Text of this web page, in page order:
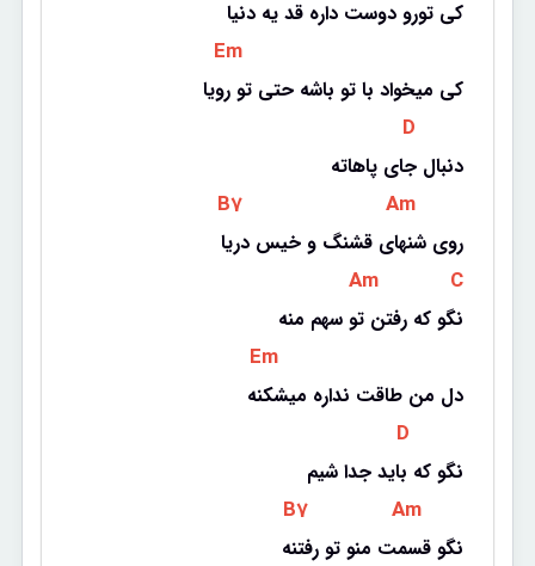
کی تورو دوست داره قد یه دنیا
Em
کی میخواد با تو باشه حتی تو رویا
D
دنبال جای پاهاته
B7 Am
روی شنهای قشنگ و خیس دریا
Am C
نگو که رفتن تو سهم منه
Em
دل من طاقت نداره میشکنه
D
نگو که باید جدا شیم
B7 Am
نگو قسمت منو تو رفتنه